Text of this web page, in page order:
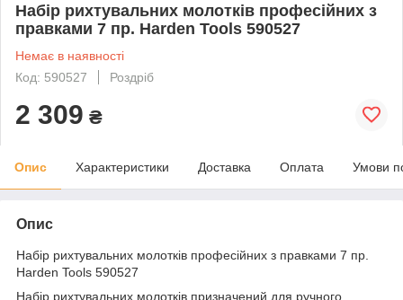
Набір рихтувальних молотків професійних з
правками 7 пр. Harden Tools 590527
Немає в наявності
Код: 590527
Роздріб
2 309 ₴
Опис Характеристики Доставка Оплата Умови
Опис
Набір рихтувальних молотків професійних з правками 7 пр.
Harden Tools 590527
Набір рихтувальних молотків призначений для ручного